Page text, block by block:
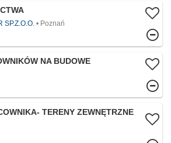
SP.Z.O.O.
Poznań
NA BUDOWE
TERENY ZEWNĘTRZNE